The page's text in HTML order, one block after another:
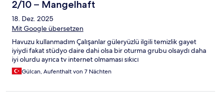
2/10 – Mangelhaft
18. Dez. 2025
Mit Google übersetzen
Havuzu kullanmadım Çalışanlar güleryüzlü ilgili temizlik gayet
iyiydi fakat stüdyo daire dahi olsa bir oturma grubu olsaydı daha
iyi olurdu ayrıca tv internet olmaması sıkıcı
Gülcan, Aufenthalt von 7 Nächten